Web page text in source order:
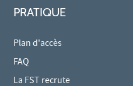
PRATIQUE
Plan d'accès
FAQ
La FST recrute